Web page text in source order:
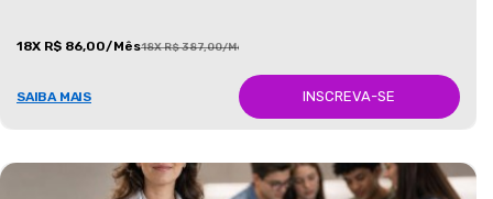
18X R$ 86,00/Mês18X R$ 387,00/Mês
SAIBA MAIS INSCREVA-SE